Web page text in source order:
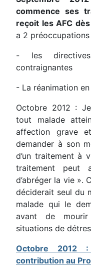
commence ses
reçoit les AFC
a 2 préoccupations
- les
contraignantes
- La réanimation
Octobre 2012 :
tout malade
affection grave
demander à son
d’un traitement à
traitement peut
d’abréger la vie ».
déciderait seul du
malade qui le
avant de
situations de
Octobre 2012
contribution au